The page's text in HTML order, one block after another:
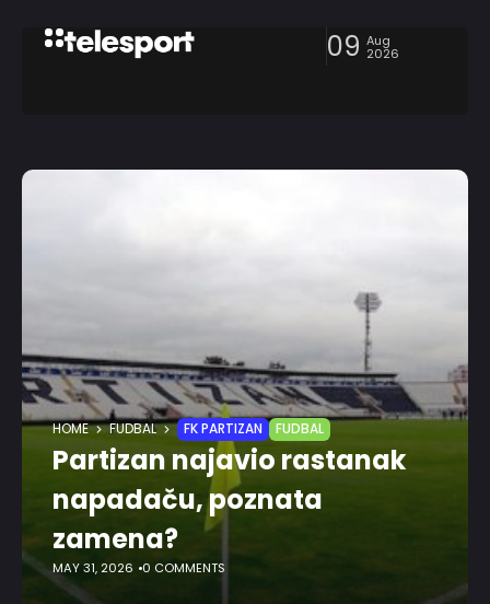
09 Aug
2026
HOME FUDBAL FK PARTIZAN FUDBAL
Partizan najavio rastanak
napadaču, poznata
zamena?
MAY 31, 2026 0 COMMENTS